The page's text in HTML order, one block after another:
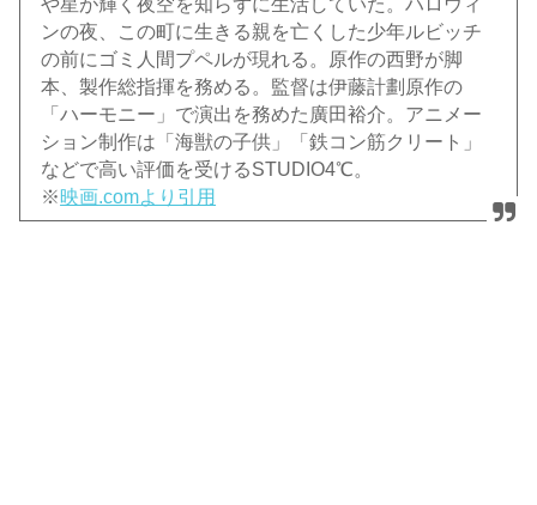
ンの夜、この町に生きる親を亡くした少年ルビッチ
の前にゴミ人間プペルが現れる。原作の西野が脚
本、製作総指揮を務める。監督は伊藤計劃原作の
「ハーモニー」で演出を務めた廣田裕介。アニメー
ション制作は「海獣の子供」「鉄コン筋クリート」
などで高い評価を受けるSTUDIO4℃。
※映画.comより引用